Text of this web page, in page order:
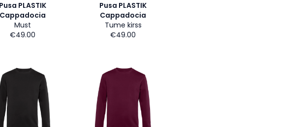
Pusa PLASTIK
Cappadocia
Must
€49.00
Pusa PLASTIK
Cappadocia
Tume kirss
€49.00